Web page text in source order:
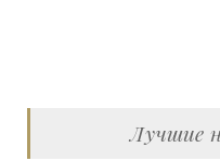
Лучшие